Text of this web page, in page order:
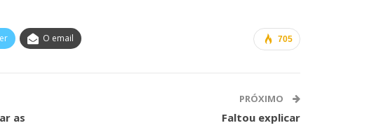
705
O email
as
PRÓXIMO
Faltou explicar